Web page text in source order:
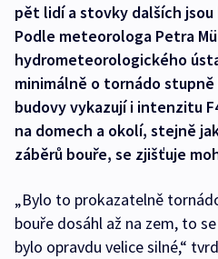
pět lidí a stovky dalších
Podle meteorologa Petra
hydrometeorologického
minimálně o tornádo
budovy vykazují i intenzitu
na domech a okolí, stejně
záběrů bouře, se zjišťuje
„Bylo to prokazatelně
bouře dosáhl až na zem, to
bylo opravdu velice silné,“